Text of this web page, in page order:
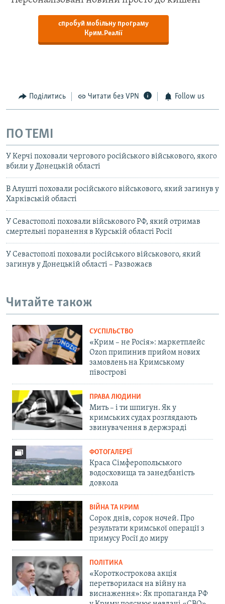
спробуй мобільну програму
Крим.Реалії
Поділитись Читати без VPN Follow us
ПО ТЕМІ
У Керчі поховали чергового російського військового, якого
вбили у Донецькій області
В Алушті поховали російського військового, який загинув у
Харківській області
У Севастополі поховали військового РФ, який отримав
смертельні поранення в Курській області Росії
У Севастополі поховали російського військового, який
загинув у Донецькій області – Развожаєв
Читайте також
СУСПІЛЬСТВО
«Крим – не Росія»: маркетплейс
Ozon припинив прийом нових
замовлень на Кримському
півострові
ПРАВА ЛЮДИНИ
Мить – і ти шпигун. Як у
кримських судах розглядають
звинувачення в держзраді
ФОТОГАЛЕРЕЇ
Краса Сімферопольського
водосховища та занедбаність
довкола
ВІЙНА ТА КРИМ
Сорок днів, сорок ночей. Про
результати кримської операції з
примусу Росії до миру
ПОЛІТИКА
«Короткострокова акція
перетворилася на війну на
виснаження»: Як пропаганда РФ